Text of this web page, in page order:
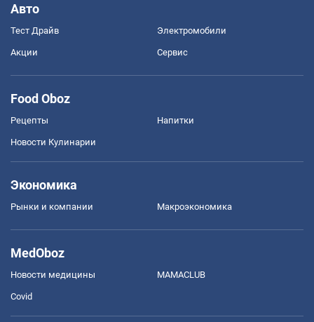
Авто
Тест Драйв Электромобили
Акции Сервис
Food Oboz
Рецепты Напитки
Новости Кулинарии
Экономика
Рынки и компании Mакроэкономика
MedOboz
Новости медицины MAMACLUB
Covid